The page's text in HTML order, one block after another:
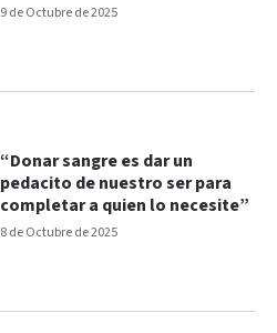
9 de Octubre de 2025
8 de Octubre de 2025
“Donar sangre es dar un
pedacito de nuestro ser para
completar a quien lo necesite”